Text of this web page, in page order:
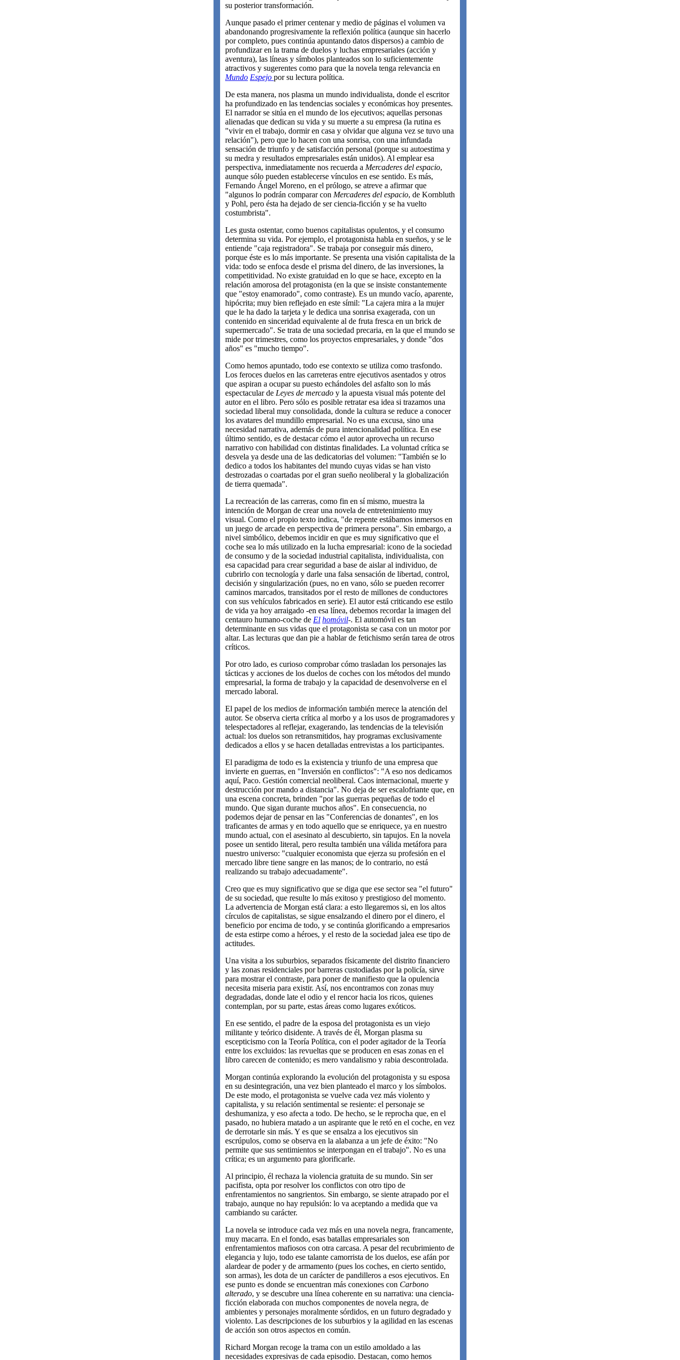
su posterior transformación.
Aunque pasado el primer centenar y medio de páginas el volumen va
abandonando progresivamente la reflexión política (aunque sin hacerlo
por completo, pues continúa apuntando datos dispersos) a cambio de
profundizar en la trama de duelos y luchas empresariales (acción y
aventura), las líneas y símbolos planteados son lo suficientemente
atractivos y sugerentes como para que la novela tenga relevancia en
Mundo Espejo por su lectura política.
De esta manera, nos plasma un mundo individualista, donde el escritor
ha profundizado en las tendencias sociales y económicas hoy presentes.
El narrador se sitúa en el mundo de los ejecutivos; aquellas personas
alienadas que dedican su vida y su muerte a su empresa (la rutina es
"vivir en el trabajo, dormir en casa y olvidar que alguna vez se tuvo una
relación"), pero que lo hacen con una sonrisa, con una infundada
sensación de triunfo y de satisfacción personal (porque su autoestima y
su medra y resultados empresariales están unidos). Al emplear esa
perspectiva, inmediatamente nos recuerda a Mercaderes del espacio,
aunque sólo pueden establecerse vínculos en ese sentido. Es más,
Fernando Ángel Moreno, en el prólogo, se atreve a afirmar que
"algunos lo podrán comparar con Mercaderes del espacio, de Kornbluth
y Pohl, pero ésta ha dejado de ser ciencia-ficción y se ha vuelto
costumbrista".
Les gusta ostentar, como buenos capitalistas opulentos, y el consumo
determina su vida. Por ejemplo, el protagonista habla en sueños, y se le
entiende "caja registradora". Se trabaja por conseguir más dinero,
porque éste es lo más importante. Se presenta una visión capitalista de la
vida: todo se enfoca desde el prisma del dinero, de las inversiones, la
competitividad. No existe gratuidad en lo que se hace, excepto en la
relación amorosa del protagonista (en la que se insiste constantemente
que "estoy enamorado", como contraste). Es un mundo vacío, aparente,
hipócrita; muy bien reflejado en este símil: "La cajera mira a la mujer
que le ha dado la tarjeta y le dedica una sonrisa exagerada, con un
contenido en sinceridad equivalente al de fruta fresca en un brick de
supermercado". Se trata de una sociedad precaria, en la que el mundo se
mide por trimestres, como los proyectos empresariales, y donde "dos
años" es "mucho tiempo".
Como hemos apuntado, todo ese contexto se utiliza como trasfondo.
Los feroces duelos en las carreteras entre ejecutivos asentados y otros
que aspiran a ocupar su puesto echándoles del asfalto son lo más
espectacular de Leyes de mercado y la apuesta visual más potente del
autor en el libro. Pero sólo es posible retratar esa idea si trazamos una
sociedad liberal muy consolidada, donde la cultura se reduce a conocer
los avatares del mundillo empresarial. No es una excusa, sino una
necesidad narrativa, además de pura intencionalidad política. En ese
último sentido, es de destacar cómo el autor aprovecha un recurso
narrativo con habilidad con distintas finalidades. La voluntad crítica se
desvela ya desde una de las dedicatorias del volumen: "También se lo
dedico a todos los habitantes del mundo cuyas vidas se han visto
destrozadas o coartadas por el gran sueño neoliberal y la globalización
de tierra quemada".
La recreación de las carreras, como fin en sí mismo, muestra la
intención de Morgan de crear una novela de entretenimiento muy
visual. Como el propio texto indica, "de repente estábamos inmersos en
un juego de arcade en perspectiva de primera persona". Sin embargo, a
nivel simbólico, debemos incidir en que es muy significativo que el
coche sea lo más utilizado en la lucha empresarial: icono de la sociedad
de consumo y de la sociedad industrial capitalista, individualista, con
esa capacidad para crear seguridad a base de aislar al individuo, de
cubrirlo con tecnología y darle una falsa sensación de libertad, control,
decisión y singularización (pues, no en vano, sólo se pueden recorrer
caminos marcados, transitados por el resto de millones de conductores
con sus vehículos fabricados en serie). El autor está criticando ese estilo
de vida ya hoy arraigado -en esa línea, debemos recordar la imagen del
centauro humano-coche de El homóvil-. El automóvil es tan
determinante en sus vidas que el protagonista se casa con un motor por
altar. Las lecturas que dan pie a hablar de fetichismo serán tarea de otros
críticos.
Por otro lado, es curioso comprobar cómo trasladan los personajes las
tácticas y acciones de los duelos de coches con los métodos del mundo
empresarial, la forma de trabajo y la capacidad de desenvolverse en el
mercado laboral.
El papel de los medios de información también merece la atención del
autor. Se observa cierta crítica al morbo y a los usos de programadores y
telespectadores al reflejar, exagerando, las tendencias de la televisión
actual: los duelos son retransmitidos, hay programas exclusivamente
dedicados a ellos y se hacen detalladas entrevistas a los participantes.
El paradigma de todo es la existencia y triunfo de una empresa que
invierte en guerras, en "Inversión en conflictos": "A eso nos dedicamos
aquí, Paco. Gestión comercial neoliberal. Caos internacional, muerte y
destrucción por mando a distancia". No deja de ser escalofriante que, en
una escena concreta, brinden "por las guerras pequeñas de todo el
mundo. Que sigan durante muchos años". En consecuencia, no
podemos dejar de pensar en las "Conferencias de donantes", en los
traficantes de armas y en todo aquello que se enriquece, ya en nuestro
mundo actual, con el asesinato al descubierto, sin tapujos. En la novela
posee un sentido literal, pero resulta también una válida metáfora para
nuestro universo: "cualquier economista que ejerza su profesión en el
mercado libre tiene sangre en las manos; de lo contrario, no está
realizando su trabajo adecuadamente".
Creo que es muy significativo que se diga que ese sector sea "el futuro"
de su sociedad, que resulte lo más exitoso y prestigioso del momento.
La advertencia de Morgan está clara: a esto llegaremos si, en los altos
círculos de capitalistas, se sigue ensalzando el dinero por el dinero, el
beneficio por encima de todo, y se continúa glorificando a empresarios
de esta estirpe como a héroes, y el resto de la sociedad jalea ese tipo de
actitudes.
Una visita a los suburbios, separados físicamente del distrito financiero
y las zonas residenciales por barreras custodiadas por la policía, sirve
para mostrar el contraste, para poner de manifiesto que la opulencia
necesita miseria para existir. Así, nos encontramos con zonas muy
degradadas, donde late el odio y el rencor hacia los ricos, quienes
contemplan, por su parte, estas áreas como lugares exóticos.
En ese sentido, el padre de la esposa del protagonista es un viejo
militante y teórico disidente. A través de él, Morgan plasma su
escepticismo con la Teoría Política, con el poder agitador de la Teoría
entre los excluidos: las revueltas que se producen en esas zonas en el
libro carecen de contenido; es mero vandalismo y rabia descontrolada.
Morgan continúa explorando la evolución del protagonista y su esposa
en su desintegración, una vez bien planteado el marco y los símbolos.
De este modo, el protagonista se vuelve cada vez más violento y
capitalista, y su relación sentimental se resiente: el personaje se
deshumaniza, y eso afecta a todo. De hecho, se le reprocha que, en el
pasado, no hubiera matado a un aspirante que le retó en el coche, en vez
de derrotarle sin más. Y es que se ensalza a los ejecutivos sin
escrúpulos, como se observa en la alabanza a un jefe de éxito: "No
permite que sus sentimientos se interpongan en el trabajo". No es una
crítica; es un argumento para glorificarle.
Al principio, él rechaza la violencia gratuita de su mundo. Sin ser
pacifista, opta por resolver los conflictos con otro tipo de
enfrentamientos no sangrientos. Sin embargo, se siente atrapado por el
trabajo, aunque no hay repulsión: lo va aceptando a medida que va
cambiando su carácter.
La novela se introduce cada vez más en una novela negra, francamente,
muy macarra. En el fondo, esas batallas empresariales son
enfrentamientos mafiosos con otra carcasa. A pesar del recubrimiento de
elegancia y lujo, todo ese talante camorrista de los duelos, ese afán por
alardear de poder y de armamento (pues los coches, en cierto sentido,
son armas), les dota de un carácter de pandilleros a esos ejecutivos. En
ese punto es donde se encuentran más conexiones con Carbono
alterado, y se descubre una línea coherente en su narrativa: una ciencia-
ficción elaborada con muchos componentes de novela negra, de
ambientes y personajes moralmente sórdidos, en un futuro degradado y
violento. Las descripciones de los suburbios y la agilidad en las escenas
de acción son otros aspectos en común.
Richard Morgan recoge la trama con un estilo amoldado a las
necesidades expresivas de cada episodio. Destacan, como hemos